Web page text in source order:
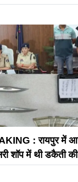
: रायपुर में आज
शॉप में थी डकैती
आरोपी गिरफ्तार